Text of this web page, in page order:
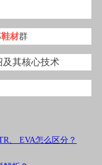
鞋材群
、 EVA怎么区分？